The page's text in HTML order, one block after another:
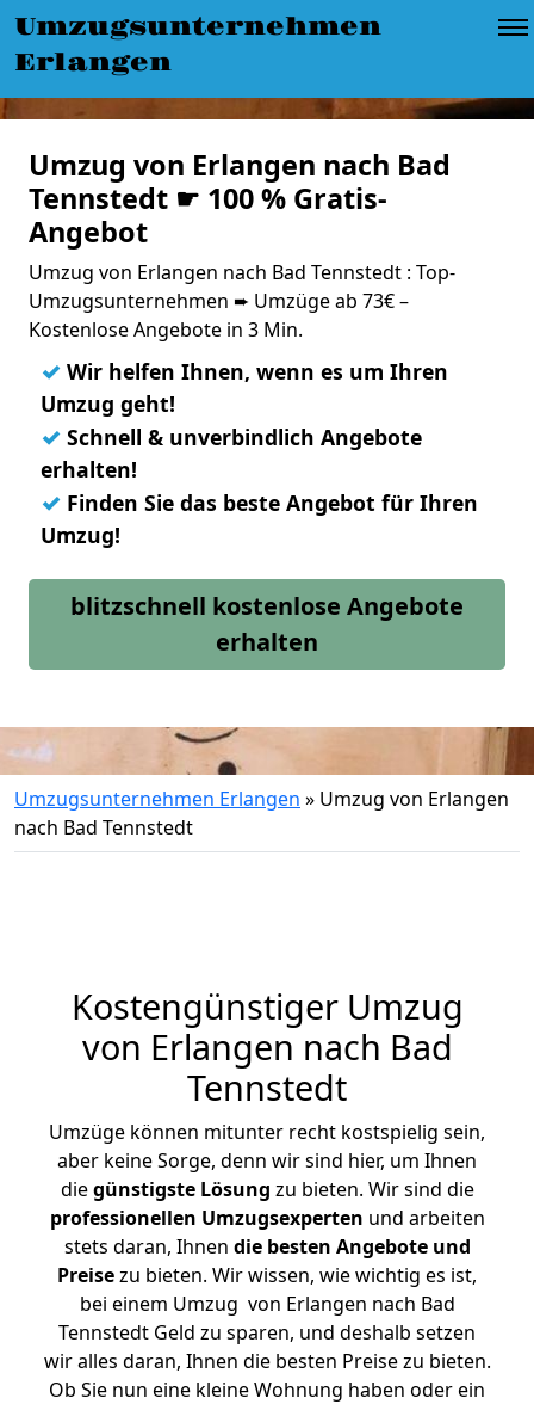
Umzugsunternehmen
Erlangen
Umzug von Erlangen nach Bad
Tennstedt ☛ 100 % Gratis-
Angebot
Umzug von Erlangen nach Bad Tennstedt : Top-
Umzugsunternehmen ➨ Umzüge ab 73€ –
Kostenlose Angebote in 3 Min.
✓ Wir helfen Ihnen, wenn es um Ihren
Umzug geht!
✓ Schnell & unverbindlich Angebote
erhalten!
✓ Finden Sie das beste Angebot für Ihren
Umzug!
blitzschnell kostenlose Angebote
erhalten
Umzugsunternehmen Erlangen » Umzug von Erlangen
nach Bad Tennstedt
Kostengünstiger Umzug
von Erlangen nach Bad
Tennstedt
Umzüge können mitunter recht kostspielig sein,
aber keine Sorge, denn wir sind hier, um Ihnen
diegünstigste Lösung zu bieten. Wir sind die
professionellen Umzugsexperten und arbeiten
stets daran, Ihnen die besten Angebote und
Preisezu bieten. Wir wissen, wie wichtig es ist,
bei einem Umzug von Erlangen nach Bad
Tennstedt Geld zu sparen, und deshalb setzen
wir alles daran, Ihnen die besten Preise zu bieten.
Ob Sie nun eine kleine Wohnung haben oder ein